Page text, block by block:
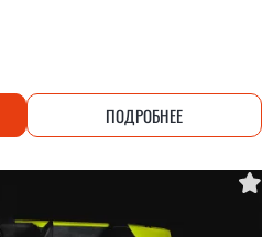
ПОДРОБНЕЕ